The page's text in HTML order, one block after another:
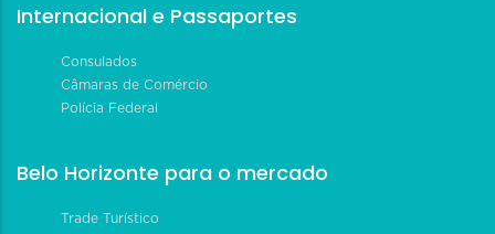
Internacional e Passaportes
Consulados
Câmaras de Comércio
Polícia Federal
Belo Horizonte para o mercado
Trade Turístico